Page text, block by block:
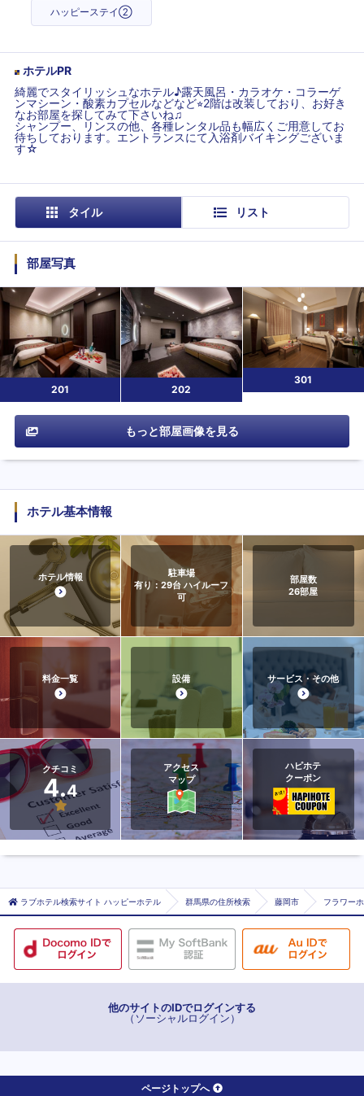
ハッピーステイ②
ホテルPR
綺麗でスタイリッシュなホテル♪露天風呂・カラオケ・コラーゲ
ンマシーン・酸素カプセルなどなど⭐︎2階は改装しており、お好き
なお部屋を探してみて下さいね♫
シャンプー、リンスの他、各種レンタル品も幅広くご用意してお
待ちしております。エントランスにて入浴剤バイキングございま
す☆
タイル リスト
部屋写真
201 202
301
もっと部屋画像を見る
ホテル基本情報
ホテル情報
駐車場
有り：29台 ハイルーフ
可
部屋数
26部屋
料金一覧 設備 サービス・その他
クチコミ
4.4
アクセス
マップ
ハピホテ
クーポン
ラブホテル検索サイト ハッピーホテル 群馬県の住所検索 藤岡市 フラワー
他のサイトのIDでログインする
（ソーシャルログイン）
ページトップへ